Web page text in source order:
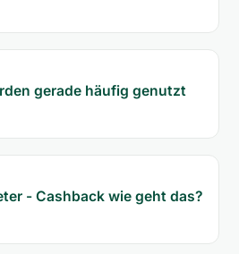
gerade häufig genutzt
- Cashback wie geht das?